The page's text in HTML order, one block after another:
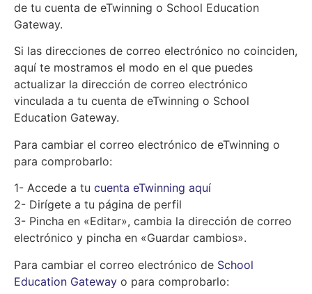
de tu cuenta de eTwinning o School Education
Gateway.
Si las direcciones de correo electrónico no coinciden,
aquí te mostramos el modo en el que puedes
actualizar la dirección de correo electrónico
vinculada a tu cuenta de eTwinning o School
Education Gateway.
Para cambiar el correo electrónico de eTwinning o
para comprobarlo:
1- Accede a tu cuenta eTwinning aquí
2- Dirígete a tu página de perfil
3- Pincha en «Editar», cambia la dirección de correo
electrónico y pincha en «Guardar cambios».
Para cambiar el correo electrónico de School
Education Gateway o para comprobarlo: